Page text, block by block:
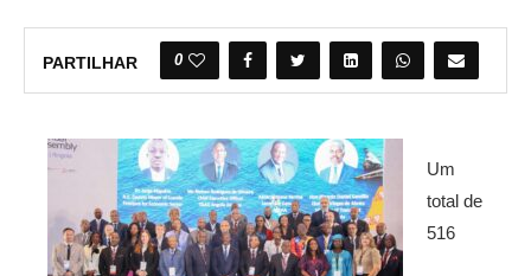
PARTILHAR 0
Um
total de
516